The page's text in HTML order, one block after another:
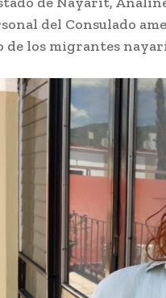
del Consulado
de los migrantes